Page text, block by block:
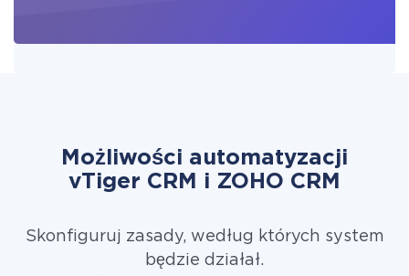
Możliwości automatyzacji
vTiger CRM i ZOHO CRM
Skonfiguruj zasady, według których system
będzie działał.